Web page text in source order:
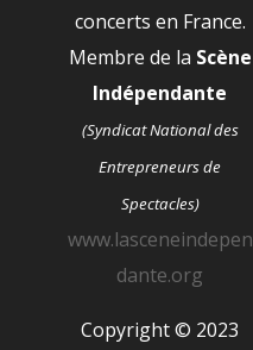
concerts en France.
Membre de la Scène
Indépendante
(Syndicat National des
Entrepreneurs de
Spectacles)
www.lasceneindepen
dante.org
Copyright © 2023